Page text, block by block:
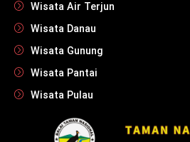
Wisata Air Terjun
Wisata Danau
Wisata Gunung
Wisata Pantai
Wisata Pulau